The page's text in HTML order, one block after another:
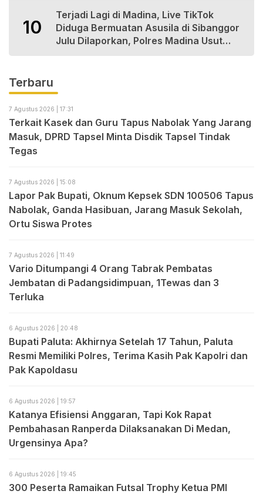
10
Terjadi Lagi di Madina, Live TikTok
Diduga Bermuatan Asusila di Sibanggor
Julu Dilaporkan, Polres Madina Usut
Terbaru
7 Agustus 2026 | 17:31
Terkait Kasek dan Guru Tapus Nabolak Yang Jarang
Masuk, DPRD Tapsel Minta Disdik Tapsel Tindak
Tegas
7 Agustus 2026 | 15:08
Lapor Pak Bupati, Oknum Kepsek SDN 100506 Tapus
Nabolak, Ganda Hasibuan, Jarang Masuk Sekolah,
Ortu Siswa Protes
7 Agustus 2026 | 11:49
Vario Ditumpangi 4 Orang Tabrak Pembatas
Jembatan di Padangsidimpuan, 1Tewas dan 3
Terluka
6 Agustus 2026 | 20:48
Bupati Paluta: Akhirnya Setelah 17 Tahun, Paluta
Resmi Memiliki Polres, Terima Kasih Pak Kapolri dan
Pak Kapoldasu
6 Agustus 2026 | 19:57
Katanya Efisiensi Anggaran, Tapi Kok Rapat
Pembahasan Ranperda Dilaksanakan Di Medan,
Urgensinya Apa?
6 Agustus 2026 | 19:45
300 Peserta Ramaikan Futsal Trophy Ketua PMI